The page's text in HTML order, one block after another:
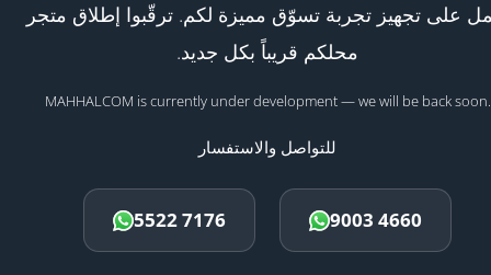
على تجهيز تجربة تسوّق مميزة لكم. ترقّبوا إطلاق متجر
محلكم قريباً بكل جديد.
MAHHALCOM is currently under development — we will be back soon.
للتواصل والاستفسار
5522 7176 9003 4660